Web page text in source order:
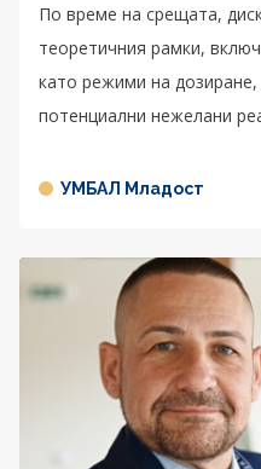
По време на срещата,
теоретичния рамки,
като режими на
потенциални нежелани
УМБАЛ Младост